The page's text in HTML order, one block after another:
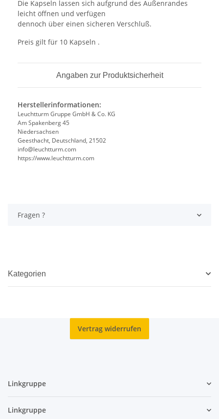
Die Kapseln lassen sich aufgrund des Außenrandes
leicht öffnen und verfügen
dennoch über einen sicheren Verschluß.
Preis gilt für 10 Kapseln .
Angaben zur Produktsicherheit
Herstellerinformationen:
Leuchtturm Gruppe GmbH & Co. KG
Am Spakenberg 45
Niedersachsen
Geesthacht, Deutschland, 21502
info@leuchtturm.com
https://www.leuchtturm.com
Fragen ?
Kategorien
Vertrag widerrufen
Linkgruppe
Linkgruppe